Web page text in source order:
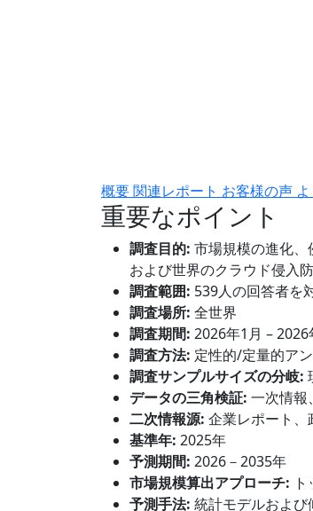
概要関連レポート お客様の声
重要なポイント
調査目的: 市場規模の進化、
および世界のクラウド侵入
調査範囲: 539人の回答者を
調査場所: 全世界
調査期間: 2026年1月 – 2026
調査方法: 定性的/定量的ア
調査サンプルサイズの分岐:
データの三角検証: 一次情報
二次情報源: 企業レポート
基準年: 2025年
予測期間: 2026－2035年
市場規模算出アプローチ:
予測手法: 統計モデルおよび